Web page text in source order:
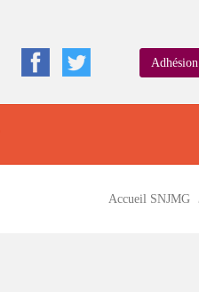
Adhésion
Accueil SNJMG